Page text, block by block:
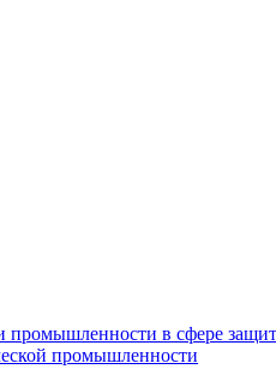
промышленности в сфере
промышленности